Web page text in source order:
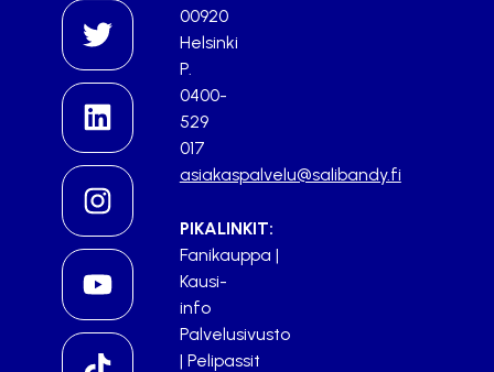
00920
Helsinki
P.
0400-
529
017
asiakaspalvelu@salibandy.fi
PIKALINKIT:
Fanikauppa |
Kausi-
info
Palvelusivusto
| Pelipassit